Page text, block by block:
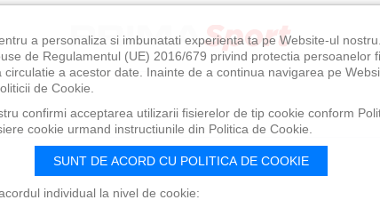
a personaliza si imbunatati experienta ta pe Website-ul
de Regulamentul (UE) 2016/679 privind protectia persoanelor
a acestor date. Inainte de a continua navigarea pe
de Cookie.
confirmi acceptarea utilizarii fisierelor de tip cookie conform
cookie urmand instructiunile din Politica de Cookie.
SUNT DE ACORD CU POLITICA DE COOKIE
individual la nivel de cookie: